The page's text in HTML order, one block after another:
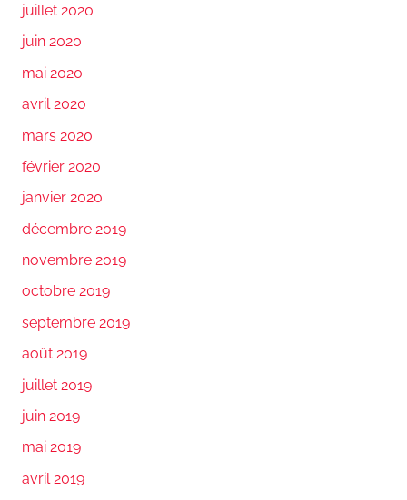
juillet 2020
juin 2020
mai 2020
avril 2020
mars 2020
février 2020
janvier 2020
décembre 2019
novembre 2019
octobre 2019
septembre 2019
août 2019
juillet 2019
juin 2019
mai 2019
avril 2019